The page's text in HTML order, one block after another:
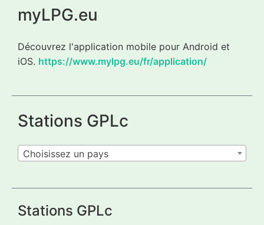
myLPG.eu
Découvrez l'application mobile pour Android et
iOS. https://www.mylpg.eu/fr/application/
Stations GPLc
Choisissez un pays
Stations GPLc